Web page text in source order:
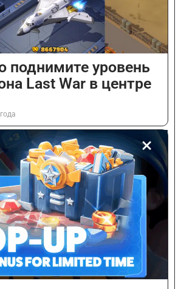
поднимите уровень
Last War в центре